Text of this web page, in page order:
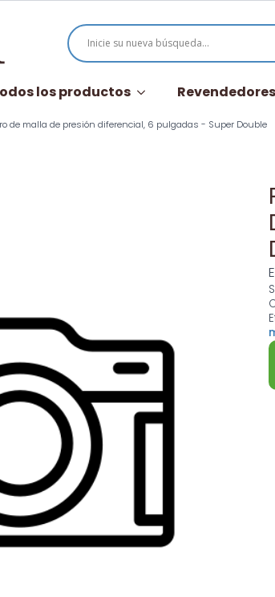
los productos Revendedores
de malla de presión diferencial, 6 pulgadas - Super Double